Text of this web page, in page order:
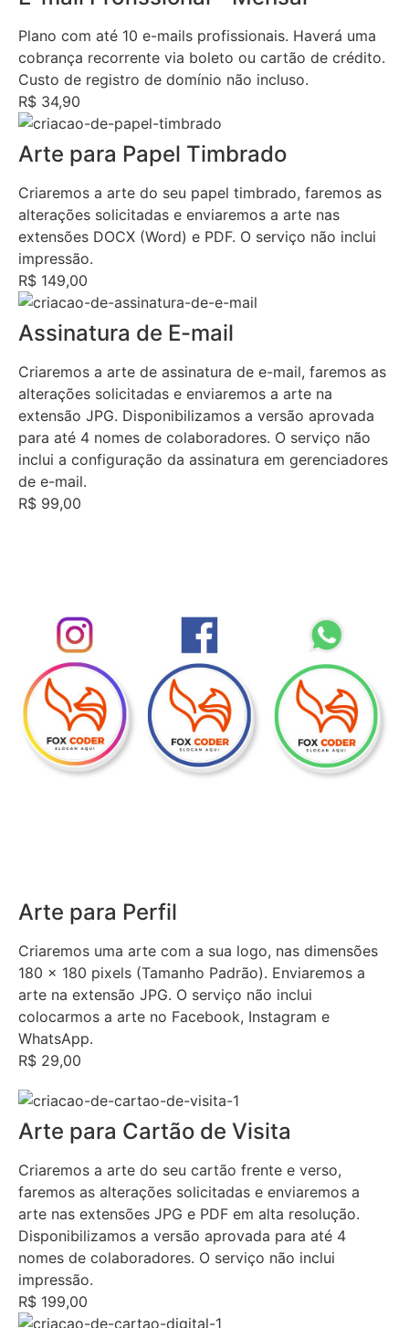
Plano com até 10 e-mails profissionais. Haverá uma
cobrança recorrente via boleto ou cartão de crédito.
Custo de registro de domínio não incluso.
R$ 34,90
Arte para Papel Timbrado
Criaremos a arte do seu papel timbrado, faremos as
alterações solicitadas e enviaremos a arte nas
extensões DOCX (Word) e PDF. O serviço não inclui
impressão.
R$ 149,00
Assinatura de E-mail
Criaremos a arte de assinatura de e-mail, faremos as
alterações solicitadas e enviaremos a arte na
extensão JPG. Disponibilizamos a versão aprovada
para até 4 nomes de colaboradores. O serviço não
inclui a configuração da assinatura em gerenciadores
de e-mail.
R$ 99,00
Arte para Perfil
Criaremos uma arte com a sua logo, nas dimensões
180 x 180 pixels (Tamanho Padrão). Enviaremos a
arte na extensão JPG. O serviço não inclui
colocarmos a arte no Facebook, Instagram e
WhatsApp.
R$ 29,00
Arte para Cartão de Visita
Criaremos a arte do seu cartão frente e verso,
faremos as alterações solicitadas e enviaremos a
arte nas extensões JPG e PDF em alta resolução.
Disponibilizamos a versão aprovada para até 4
nomes de colaboradores. O serviço não inclui
impressão.
R$ 199,00